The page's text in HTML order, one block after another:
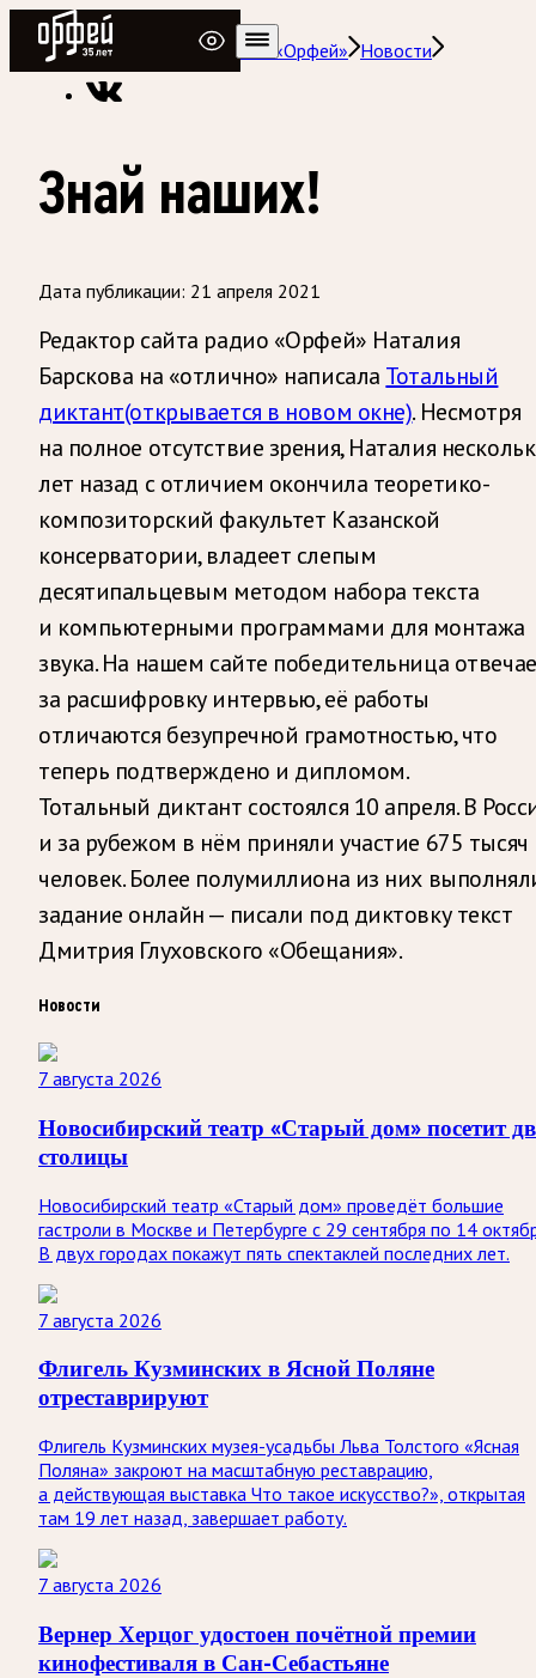
Радио Орфей
Радио классической музыки «Орфей» Новости
Знай наших!
Дата публикации: 21 апреля 2021
Редактор сайта радио «Орфей» Наталия
Барскова на «отлично» написала Тотальный
диктант(открывается в новом окне). Несмотря
на полное отсутствие зрения, Наталия
лет назад с отличием окончила теоретико-
композиторский факультет Казанской
консерватории, владеет слепым
десятипальцевым методом набора текста
и компьютерными программами для монтажа
звука. На нашем сайте победительница
за расшифровку интервью, её работы
отличаются безупречной грамотностью, что
теперь подтверждено и дипломом.
Тотальный диктант состоялся 10 апреля. В
и за рубежом в нём приняли участие 675 тысяч
человек. Более полумиллиона из них
задание онлайн — писали под диктовку текст
Дмитрия Глуховского «Обещания».
Новости
7 августа 2026
Новосибирский театр «Старый дом» посетит
столицы
Новосибирский театр «Старый дом» проведёт большие
гастроли в Москве и Петербурге с 29 сентября по 14
В двух городах покажут пять спектаклей последних лет.
7 августа 2026
Флигель Кузминских в Ясной Поляне
отреставрируют
Флигель Кузминских музея-усадьбы Льва Толстого «Ясная
Поляна» закроют на масштабную реставрацию,
а действующая выставка Что такое искусство?», открытая
там 19 лет назад, завершает работу.
7 августа 2026
Вернер Херцог удостоен почётной премии
кинофестиваля в Сан-Себастьяне